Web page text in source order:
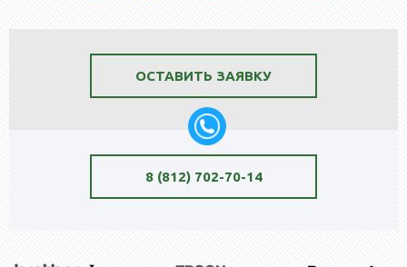
ОСТАВИТЬ ЗАЯВКУ
8 (812) 702-70-14